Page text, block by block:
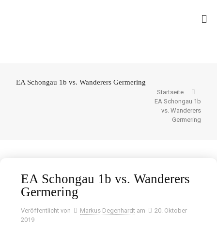
EA Schongau 1b vs. Wanderers Germering
Startseite
EA Schongau 1b
vs. Wanderers
Germering
EA Schongau 1b vs. Wanderers
Germering
Veröffentlicht von Markus Degenhardt am
20. Oktober
2019